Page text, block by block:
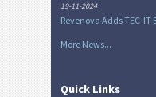
19-11-2024
Revenova Adds TEC-IT
More News...
Quick Links